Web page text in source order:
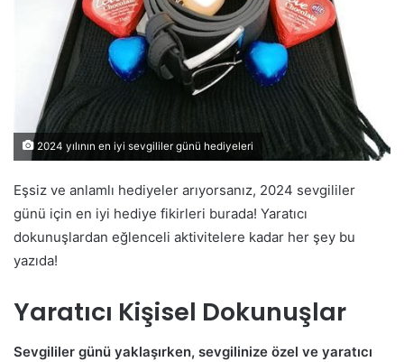
2024 yılının en iyi sevgililer günü hediyeleri
Eşsiz ve anlamlı hediyeler arıyorsanız, 2024 sevgililer
günü için en iyi hediye fikirleri burada! Yaratıcı
dokunuşlardan eğlenceli aktivitelere kadar her şey bu
yazıda!
Yaratıcı Kişisel Dokunuşlar
Sevgililer günü yaklaşırken, sevgilinize özel ve yaratıcı